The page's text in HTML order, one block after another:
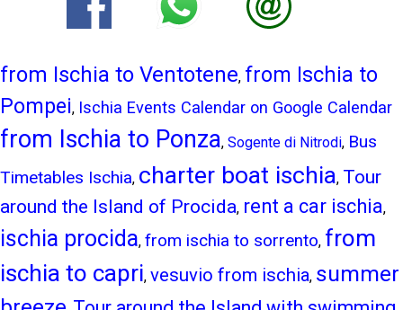
from Ischia to Ventotene, from Ischia to
Pompei, Ischia Events Calendar on Google Calendar
from Ischia to Ponza, Sogente di Nitrodi, Bus
Timetables Ischia, charter boat ischia, Tour
around the Island of Procida, rent a car ischia,
ischia procida, from ischia to sorrento, from
ischia to capri, vesuvio from ischia, summer